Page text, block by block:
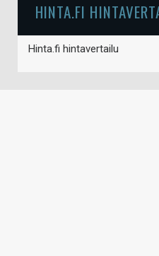
HINTA.FI
Hinta.fi hintavertailu